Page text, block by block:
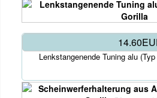
Lenkstangenende Tuning alu